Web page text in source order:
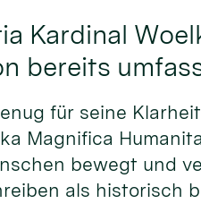
Kardinal
bereits
für seine
Magnifica
bewegt und
als historisch